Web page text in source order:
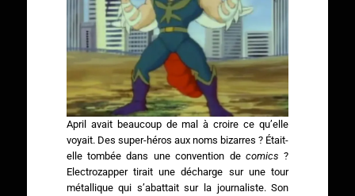
April avait beaucoup de mal à croire ce qu’elle
voyait. Des super-héros aux noms bizarres ? Était-
elle tombée dans une convention de comics ?
Electrozapper tirait une décharge sur une tour
métallique qui s’abattait sur la journaliste. Son